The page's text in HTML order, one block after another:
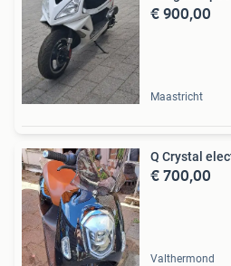
€ 900,00
Maastricht
Q Crystal
€ 700,00
Valthermond